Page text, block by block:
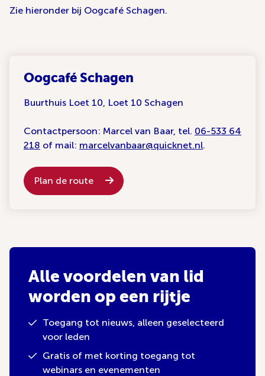
Zie hieronder bij Oogcafé Schagen.
Oogcafé Schagen
Buurthuis Loet 10, Loet 10 Schagen
Contactpersoon: Marcel van Baar, tel. 06-533 64
218 of mail: marcelvanbaar@quicknet.nl.
Plan de route
Alle voordelen van lid
worden op een rijtje
Toegang tot nieuws, alleen geselecteerd
voor leden
Gratis of met korting toegang tot
webinars en evenementen